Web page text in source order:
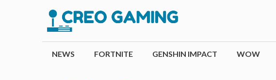
contenido
NEWS FORTNITE GENSHIN IMPACT WOW